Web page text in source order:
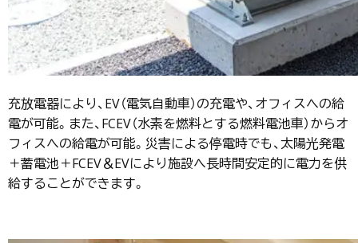
充放電器により、EV（電気自動車）の充電や、オフィスへの給
電が可能。また、FCEV（水素を燃料とする燃料電池車）からオ
フィスへの給電が可能。災害による停電時でも、太陽光発電
＋蓄電池＋FCEV＆EVにより施設へ長時間安定的に電力を供
給することができます。